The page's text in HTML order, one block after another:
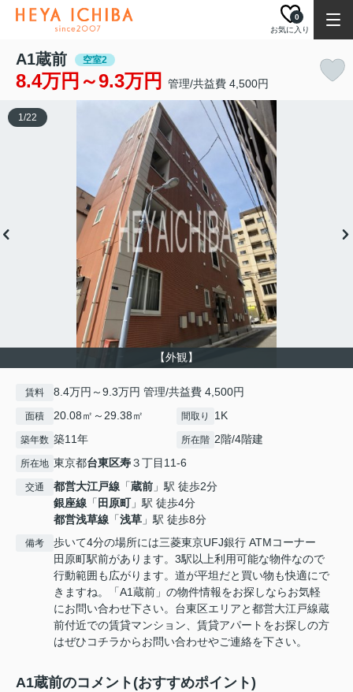
お気に入り
0
A1蔵前 空室2
8.4万円～9.3万円 管理/共益費 4,500円
【外観】
1/22
賃料 8.4万円～9.3万円 管理/共益費 4,500円
面積 20.08㎡～29.38㎡ 間取り 1K
築年数 築11年 所在階 2階/4階建
所在地 東京都台東区寿３丁目11-6
交通 都営大江戸線 「蔵前 」駅 徒歩2分
銀座線 「 田原町」駅 徒歩4分
都営浅草線 「浅草 」駅 徒歩8分
備考
歩いて4分の場所には三菱東京UFJ銀行 ATMコーナー
田原町駅前があります。3駅以上利用可能な物件なので
行動範囲も広がります。道が平坦だと買い物も快適にで
きますね。「A1蔵前」の物件情報をお探しならお気軽
にお問い合わせ下さい。台東区エリアと都営大江戸線蔵
前付近での賃貸マンション、賃貸アパートをお探しの方
はぜひコチラからお問い合わせやご連絡を下さい。
A1蔵前のコメント(おすすめポイント)